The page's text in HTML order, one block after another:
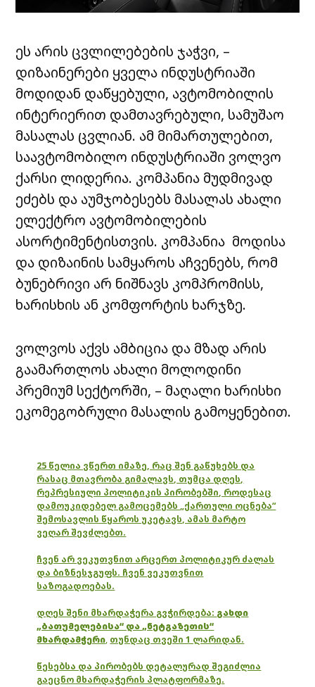
ეს არის ცვლილებების ჯაჭვი, –
დიზაინერები ყველა ინდუსტრიაში
მოდიდან დაწყებული, ავტომობილის
ინტერიერით დამთავრებული, სამუშაო
მასალას ცვლიან. ამ მიმართულებით,
საავტომობილო ინდუსტრიაში ვოლვო
ქარსი ლიდერია. კომპანია მუდმივად
ეძებს და აუმჯობესებს მასალას ახალი
ელექტრო ავტომობილების
ასორტიმენტისთვის. კომპანია მოდისა
და დიზაინის სამყაროს აჩვენებს, რომ
ბუნებრივი არ ნიშნავს კომპრომისს,
ხარისხის ან კომფორტის ხარჯზე.
ვოლვოს აქვს ამბიცია და მზად არის
გაამართლოს ახალი მოლოდინი
პრემიუმ სექტორში, – მაღალი ხარისხი
ეკომეგობრული მასალის გამოყენებით.
25 წელია ვწერთ იმაზე, რაც შენ გაწუხებს და
რასაც მთავრობა გიმალავს, თუმცა დღეს,
რეპრესიული პოლიტიკის პირობებში, როდესაც
დამოუკიდებელ გამოცემებს „ქართული ოცნება“
შემოსავლის წყაროს უკეტავს, ამას მარტო
ვეღარ შევძლებთ.
ჩვენ არ ვეკუთვნით არცერთ პოლიტიკურ ძალას
და ბიზნესჯგუფს. ჩვენ ვეკუთვნით
საზოგადოებას.
დღეს შენი მხარდაჭერა გვჭირდება: გახდი
„ბათუმელებისა“ და „ნეტგაზეთის“
მხარდამჭერი, თუნდაც თვეში 1 ლარიდან.
წესებსა და პირობებს დეტალურად შეგიძლია
გაეცნო მხარდაჭერის პლატფორმაზე.